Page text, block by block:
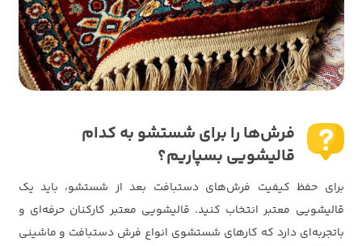
فرش‌ها را برای شستشو به کدام
قالیشویی بسپاریم؟
برای حفظ کیفیت فرش‌های دستبافت بعد از شستشو، باید یک
قالیشویی معتبر انتخاب کنید. قالیشویی معتبر کارکنان حرفه‌ای و
باتجربه‌ای دارد که کارهای شستشوی انواع فرش دستبافت و ماشینی